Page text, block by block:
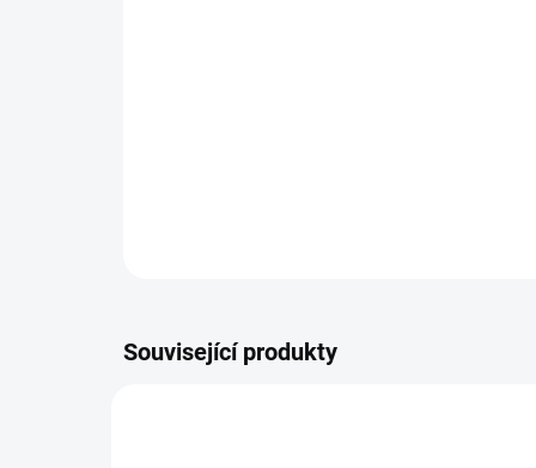
Související produkty